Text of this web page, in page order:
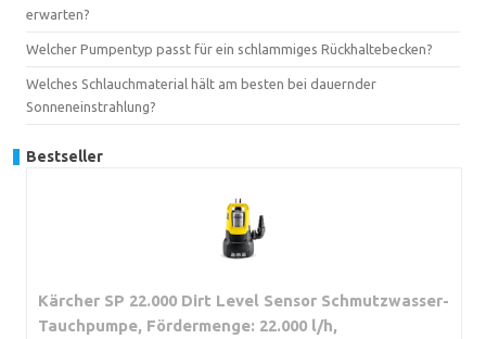
erwarten?
Welcher Pumpentyp passt für ein schlammiges Rückhaltebecken?
Welches Schlauchmaterial hält am besten bei dauernder
Sonneneinstrahlung?
Bestseller
Kärcher SP 22.000 Dirt Level Sensor Schmutzwasser-
Tauchpumpe, Fördermenge: 22.000 l/h,